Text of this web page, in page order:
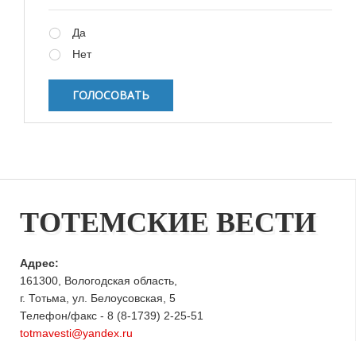
Да
Нет
ТОТЕМСКИЕ ВЕСТИ
Адрес:
161300, Вологодская область,
г. Тотьма, ул. Белоусовская, 5
Телефон/факс - 8 (8-1739) 2-25-51
totmavesti@yandex.ru